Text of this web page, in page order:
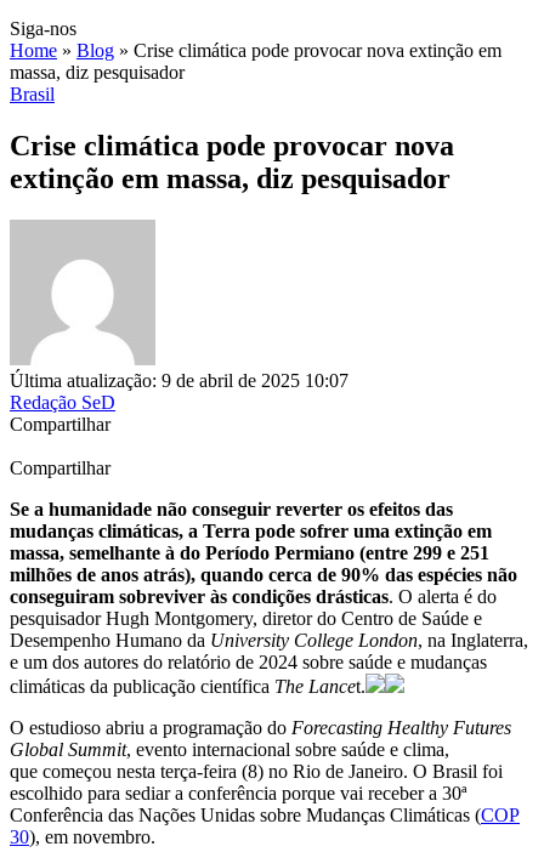
Siga-nos
Home » Blog » Crise climática pode provocar nova extinção em
massa, diz pesquisador
Brasil
Crise climática pode provocar nova
extinção em massa, diz pesquisador
Última atualização: 9 de abril de 2025 10:07
Redação SeD
Compartilhar
Compartilhar
Se a humanidade não conseguir reverter os efeitos das
mudanças climáticas, a Terra pode sofrer uma extinção em
massa, semelhante à do Período Permiano (entre 299 e 251
milhões de anos atrás), quando cerca de 90% das espécies não
conseguiram sobreviver às condições drásticas. O alerta é do
pesquisador Hugh Montgomery, diretor do Centro de Saúde e
Desempenho Humano da University College London, na Inglaterra,
e um dos autores do relatório de 2024 sobre saúde e mudanças
climáticas da publicação científica The Lancet.
O estudioso abriu a programação do Forecasting Healthy Futures
Global Summit, evento internacional sobre saúde e clima,
que começou nesta terça-feira (8) no Rio de Janeiro. O Brasil foi
escolhido para sediar a conferência porque vai receber a 30ª
Conferência das Nações Unidas sobre Mudanças Climáticas (COP
30), em novembro.